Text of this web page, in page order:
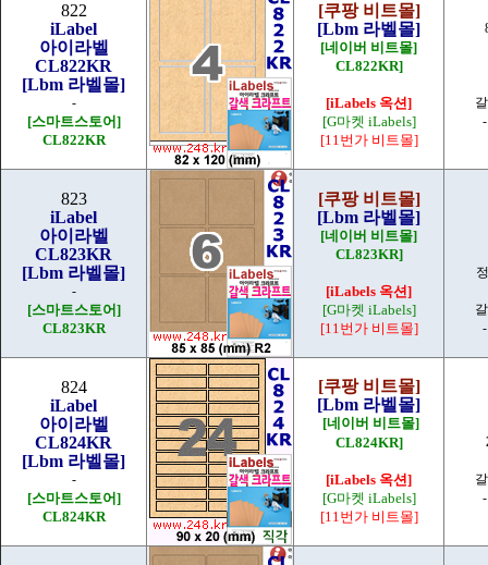
822
iLabel
아이라벨
CL822KR
[Lbm 라벨몰]
-
[스마트스토어]
CL822KR
[쿠팡 비트몰]
[Lbm 라벨몰]
[네이버 비트몰]
CL822KR]
[iLabels 옥션]
[G마켓 iLabels]
[11번가 비트몰]
823
iLabel
아이라벨
CL823KR
[Lbm 라벨몰]
-
[스마트스토어]
CL823KR
[쿠팡 비트몰]
[Lbm 라벨몰]
[네이버 비트몰]
CL823KR]
[iLabels 옥션]
[G마켓 iLabels]
[11번가 비트몰]
824
iLabel
아이라벨
CL824KR
[Lbm 라벨몰]
-
[스마트스토어]
CL824KR
[쿠팡 비트몰]
[Lbm 라벨몰]
[네이버 비트몰]
CL824KR]
[iLabels 옥션]
[G마켓 iLabels]
[11번가 비트몰]